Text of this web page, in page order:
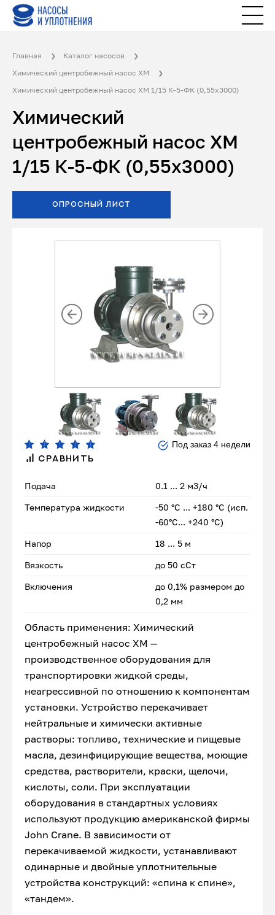
Главная
Каталог насосов
Химический центробежный насос ХМ
Химический центробежный насос ХМ 1/15 К-5-ФК (0,55х3000)
Химический
центробежный насос ХМ
1/15 К-5-ФК (0,55х3000)
ОПРОСНЫЙ ЛИСТ
Под заказ 4 недели
СРАВНИТЬ
Подача 0.1 ... 2 м3/ч
Температура жидкости
-50 °С ... +180 °С (исп.
-60°С... +240 °С)
Напор 18 ... 5 м
Вязкость до 50 сСт
Включения
до 0,1% размером до
0,2 мм
Область применения: Химический
центробежный насос ХМ —
производственное оборудования для
транспортировки жидкой среды,
неагрессивной по отношению к компонентам
установки. Устройство перекачивает
нейтральные и химически активные
растворы: топливо, технические и пищевые
масла, дезинфицирующие вещества, моющие
средства, растворители, краски, щелочи,
кислоты, соли. При эксплуатации
оборудования в стандартных условиях
используют продукцию американской фирмы
John Crane. В зависимости от
перекачиваемой жидкости, устанавливают
одинарные и двойные уплотнительные
устройства конструкций: «спина к спине»,
«тандем».